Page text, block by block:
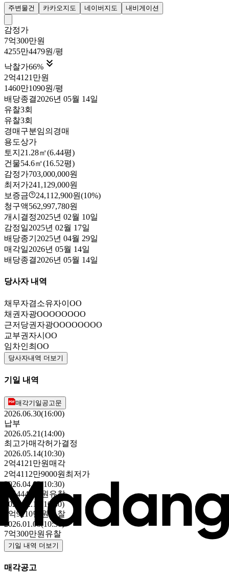
주변물건 카카오지도 네이버지도 내비게이션
감정가
7억300만원
4255만4479원/평
낙찰가66% 
2억4121만원
1460만1090원/평
배당종결2026년 05월 14일
유찰3회
유찰3회
경매구분임의경매
용도상가
토지 21.28㎡(6.44평)
건물54.6㎡(16.52평)
감정가703,000,000원
최저가241,129,000원
보증금
24,112,900원(10%)
청구액562,997,780원
개시결정2025년 02월 10일
감정일2025년 02월 17일
배당종기 2025년 04월 29일
매각일2026년 05월 14일
배당종결2026년 05월 14일
당사자 내역
채무자겸소유자이OO
채권자광OOOOOOOO
근저당권자광OOOOOOOO
교부권자시OO
임차인최OO
당사자내역 더보기
기일 내역
매각기일공고문
2026.06.30(16:00)
납부
2026.05.21(14:00)
최고가매각허가결정
2026.05.14(10:30)
2억4121만원 매각
2억4112만9000원 최저가
2026.04.02(10:30)
3억4447만원 유찰
2026.02.19(10:30)
4억9210만원 유찰
2026.01.08(10:30)
7억300만원 유찰
기일 내역 더보기
매각공고